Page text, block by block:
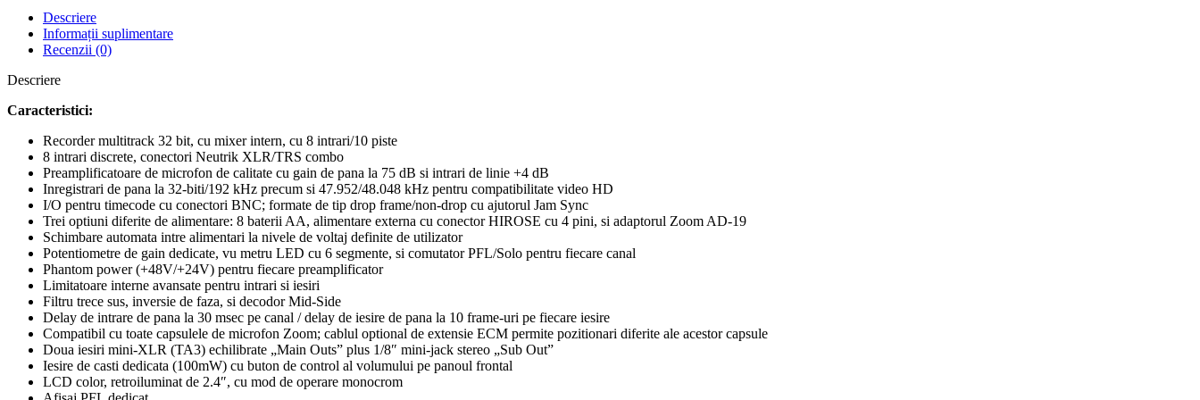
Descriere
Informații suplimentare
Recenzii (0)
Descriere
Caracteristici:
Recorder multitrack 32 bit, cu mixer intern, cu 8 intrari/10 piste
8 intrari discrete, conectori Neutrik XLR/TRS combo
Preamplificatoare de microfon de calitate cu gain de pana la 75 dB si intrari de linie +4 dB
Inregistrari de pana la 32-biti/192 kHz precum si 47.952/48.048 kHz pentru compatibilitate video HD
I/O pentru timecode cu conectori BNC; formate de tip drop frame/non-drop cu ajutorul Jam Sync
Trei optiuni diferite de alimentare: 8 baterii AA, alimentare externa cu conector HIROSE cu 4 pini, si adaptorul Zoom AD-19
Schimbare automata intre alimentari la nivele de voltaj definite de utilizator
Potentiometre de gain dedicate, vu metru LED cu 6 segmente, si comutator PFL/Solo pentru fiecare canal
Phantom power (+48V/+24V) pentru fiecare preamplificator
Limitatoare interne avansate pentru intrari si iesiri
Filtru trece sus, inversie de faza, si decodor Mid-Side
Delay de intrare de pana la 30 msec pe canal / delay de iesire de pana la 10 frame-uri pe fiecare iesire
Compatibil cu toate capsulele de microfon Zoom; cablul optional de extensie ECM permite pozitionari diferite ale acestor capsule
Doua iesiri mini-XLR (TA3) echilibrate „Main Outs” plus 1/8″ mini-jack stereo „Sub Out”
Iesire de casti dedicata (100mW) cu buton de control al volumului pe panoul frontal
LCD color, retroiluminat de 2.4″, cu mod de operare monocrom